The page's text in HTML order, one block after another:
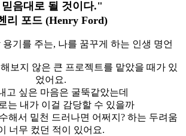
믿음대로 될 것이다."
리 포드 (Henry Ford)
보지 않은 큰 프로젝트를 맡았을 때가 있
었어요.
고 싶은 마음은 굴뚝같았는데
는 내가 이걸 감당할 수 있을까
해서 밑천 드러나면 어쩌지? 하는 두려움
너무 컸던 적이 있어요.